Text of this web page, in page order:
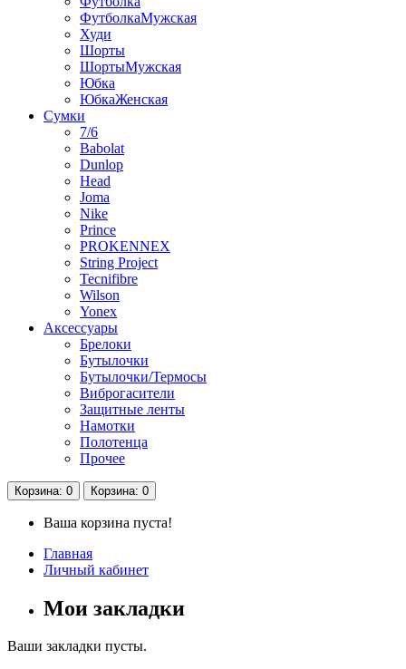
ФутболкаМужская
Худи
Шорты
ШортыМужская
Юбка
ЮбкаЖенская
Сумки
7/6
Babolat
Dunlop
Head
Joma
Nike
Prince
PROKENNEX
String Project
Tecnifibre
Wilson
Yonex
Аксессуары
Брелоки
Бутылочки
Бутылочки/Термосы
Виброгасители
Защитные ленты
Намотки
Полотенца
Прочее
Корзина: 0 Корзина: 0
Ваша корзина пуста!
Главная
Личный кабинет
Мои закладки
Ваши закладки пусты.